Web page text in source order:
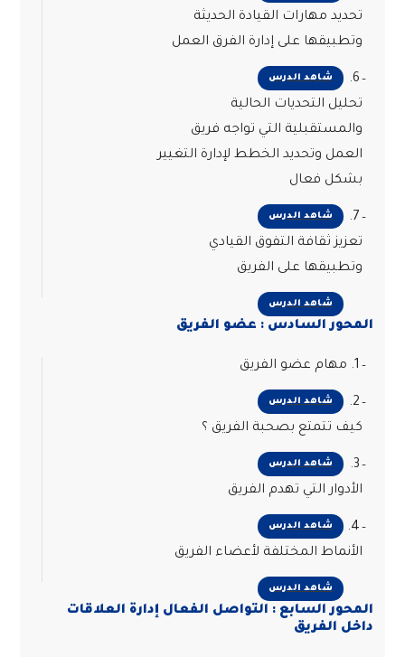
تحديد مهارات القيادة الحديثة
وتطبيقها على إدارة الفرق العمل
شاهد الدرس
6.
تحليل التحديات الحالية
والمستقبلية التي تواجه فريق
العمل وتحديد الخطط لإدارة التغيير
بشكل فعال
شاهد الدرس
7.
تعزيز ثقافة التفوق القيادي
وتطبيقها على الفريق
شاهد الدرس
المحور السادس : عضو الفريق
شاهد الدرس
2.
كيف تتمتع بصحبة الفريق ؟
شاهد الدرس
3.
الأدوار التي تهدم الفريق
شاهد الدرس
4.
الأنماط المختلفة لأعضاء الفريق
شاهد الدرس
المحور السابع : التواصل الفعال إدارة العلاقات
داخل الفريق